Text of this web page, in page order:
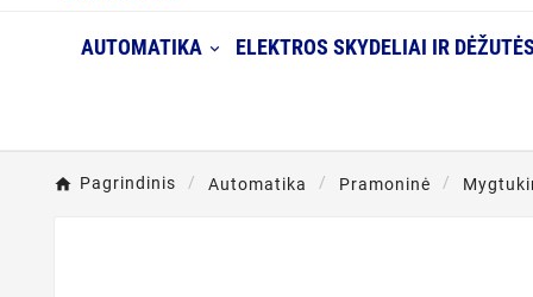
AUTOMATIKA ELEKTROS SKYDELIAI IR
Pagrindinis Automatika Pramoninė